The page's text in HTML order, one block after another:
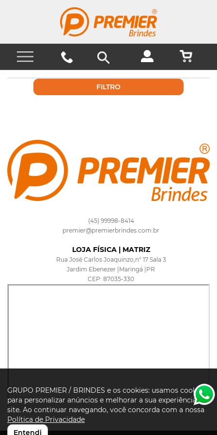
FILTRO
(45) 99998-8414
premier@premierbrindes.com.br
LOJA FÍSICA | MATRIZ
Rua José Carlos Joaquinzo,n° 17 Sala 3
Jardim Ebenezer |Maringá |PR
CEP: 87035-330
GRUPO PREMIER / BRINDES e os cookies: usamos cookies
para personalizar anúncios e melhorar a sua experiência no
site. Ao continuar navegando, você concorda com a nossa
Política de Privacidade
Entendi